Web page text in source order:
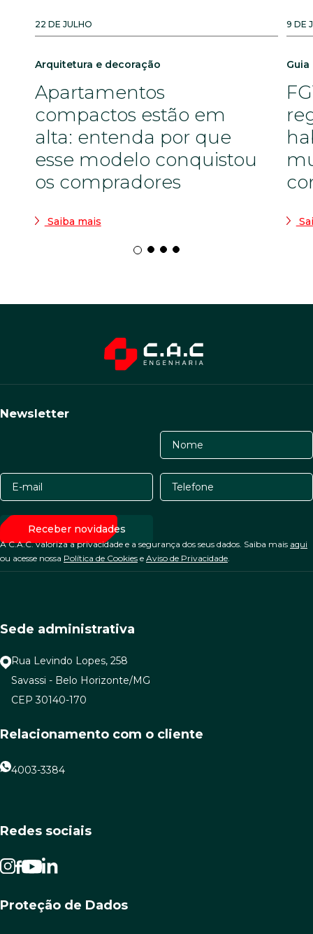
22 DE JULHO
Arquitetura e decoração
Apartamentos
compactos estão em
alta: entenda por que
esse modelo conquistou
os compradores
Saiba mais
9 DE
Newsletter
A C.A.C. valoriza a privacidade e a segurança dos seus dados. Saiba mais aqui
ou acesse nossa Política de Cookies e Aviso de Privacidade
Sede administrativa
Rua Levindo Lopes, 258
Savassi - Belo Horizonte/MG
CEP 30140-170
Relacionamento com o cliente
4003-3384
Redes sociais
Proteção de Dados